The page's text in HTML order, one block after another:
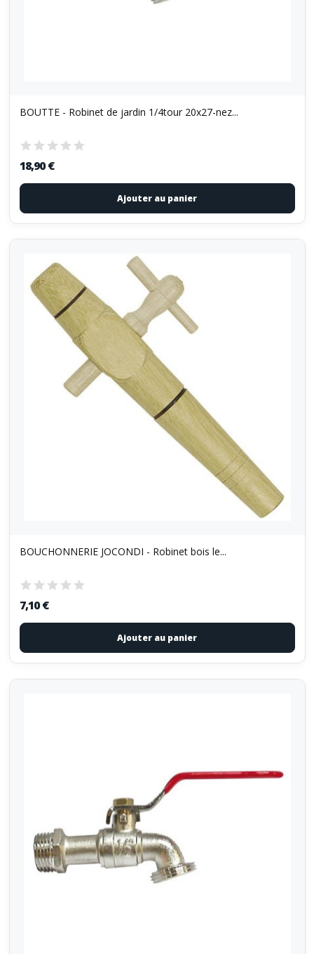
BOUTTE - Robinet de jardin 1/4tour 20x27-nez...
18,90 €
Ajouter au panier
BOUCHONNERIE JOCONDI - Robinet bois le...
7,10 €
Ajouter au panier